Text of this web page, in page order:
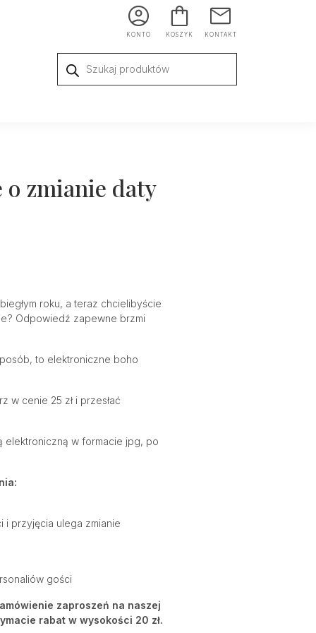
KONTO KOSZYK KONTAKT
produktów
zmianie daty
roku, a teraz chcielibyście
Odpowiedź zapewne brzmi
to elektroniczne boho
w cenie 25 zł i przesłać
elektroniczną w formacie jpg, po
i przyjęcia ulega zmianie
gości
zaproszeń na naszej
rabat w wysokości 20 zł.